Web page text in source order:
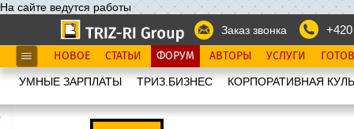
На сайте ведутся работы
Заказ звонка
НОВОЕ СТАТЬИ ФОРУМ АВТОРЫ УСЛУГИ
УМНЫЕ ЗАРПЛАТЫ ТРИЗ.БИЗНЕС КОРПОРАТИВНАЯ